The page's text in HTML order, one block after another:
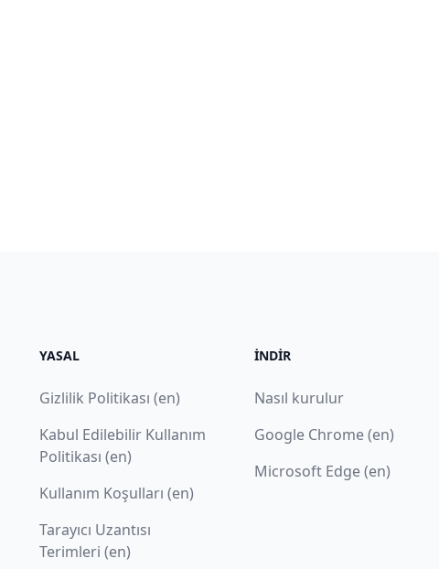
YASAL
Gizlilik Politikası (en)
Kabul Edilebilir Kullanım
Politikası (en)
Kullanım Koşulları (en)
Tarayıcı Uzantısı
Terimleri (en)
İNDIR
Nasıl kurulur
Google Chrome (en)
Microsoft Edge (en)